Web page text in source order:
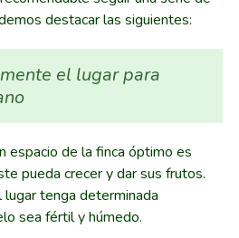
destacar las siguientes:
el lugar para
espacio de la finca óptimo es
pueda crecer y dar sus frutos.
tenga determinada
sea fértil y húmedo.